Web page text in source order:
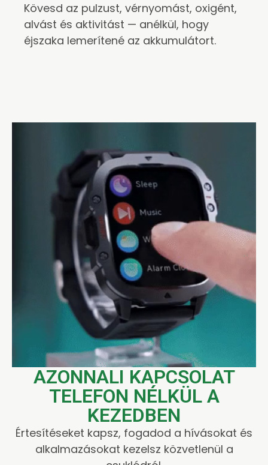
Kövesd az pulzust, vérnyomást, oxigént,
alvást és aktivitást — anélkül, hogy
éjszaka lemerítené az akkumulátort.
AZONNALI KAPCSOLAT
TELEFON NÉLKÜL A
KEZEDBEN
Értesítéseket kapsz, fogadod a hívásokat és
alkalmazásokat kezelsz közvetlenül a